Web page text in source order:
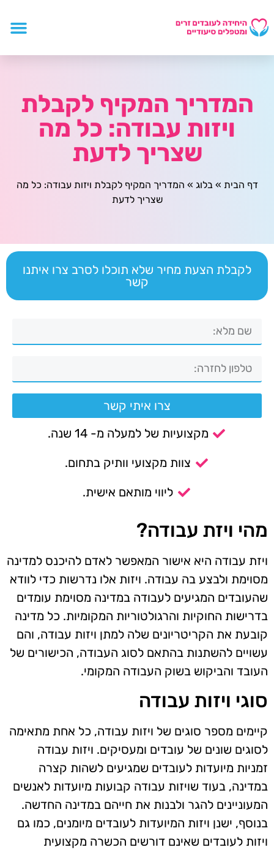
המדריך המקיף לקבלת
ויזות עבודה: כל מה
שצריך לדעת
דף הבית »בלוג » המדריך המקיף לקבלת ויזות עבודה: כל מה
שצריך לדעת
לקבלת הצעת מחיר שלא תוכלו לסרב צרו איתנו
קשר
צרו איתי קשר
מקצועיות של למעלה מ- 14 שנה.
צוות מקצועי וותיק בתחום.
ליווי מותאם אישית.
מהי ויזת עבודה?
ויזת עבודה היא אישור המאפשר לאדם להיכנס למדינה
מסוימת ולבצע בה עבודה. ויזות אלו נדרשות כדי לוודא
שהעובדים המגיעים לעבודה במדינה מסוימת עומדים
בדרישות החוקיות והרגולטוריות המקומיות. כל מדינה
קובעת את הקריטריונים שלה למתן ויזות עבודה, והם
עשויים להשתנות בהתאם לסוג העבודה, הכישורים של
העובד והביקוש בשוק העבודה המקומי.
סוגי ויזות עבודה
קיימים מספר סוגים של ויזות עבודה, כל אחת מתאימה
לסוגים שונים של עובדים ומעסיקים. ויזות עבודה
זמניות מיועדות לעובדים שמגיעים לשהות קצרה
במדינה, בעוד שויזות עבודה קבועות מיועדות לאנשים
המעוניינים להגר ולבנות את חייהם במדינה החדשה.
בנוסף, ישנן ויזות המיועדות לעובדים מיומנים, כמו גם
ויזות לעובדים שאינם דורשים הכשרה מקצועית